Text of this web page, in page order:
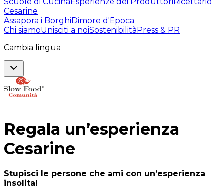
Cesarine
Assapora i BorghiDimore d'Epoca
Chi siamoUnisciti a noiSostenibilitàPress & PR
Cambia lingua
Regala un’esperienza
Cesarine
Stupisci le persone che ami con un’esperienza
insolita!